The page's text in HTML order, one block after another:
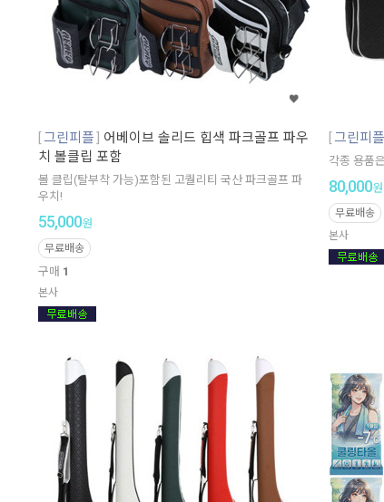
그린피플
어베이브 솔리드 힙색 파크골프 파우
치 볼클립 포함
볼 클립(탈부착 가능)포함된 고퀄리티 국산 파크골프 파
우치!
55,000원
무료배송
구매 1
본사
그린피플
각종 용품
80,000원
무료배송
본사